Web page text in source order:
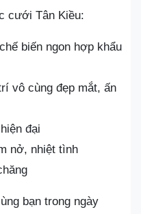
cưới Tân Kiều:
biến ngon hợp khẩu
vô cùng đẹp mắt, ấn
đại
nở, nhiệt tình
bạn trong ngày